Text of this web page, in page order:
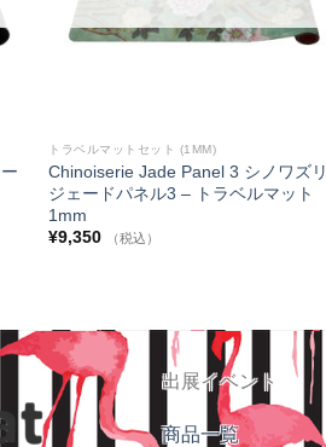
トラベルマットセット (1MM)
Chinoiserie Jade Panel 3 シノワズリ
ジェードパネル3 – トラベルマット
1mm
¥9,350 （税込）
出展イベント
商品一覧